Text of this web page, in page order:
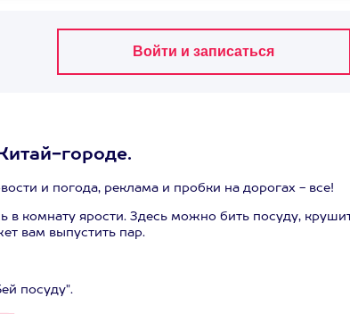
городе.
и погода, реклама и пробки на дорогах - все!
в комнату ярости. Здесь можно бить посуду,
вам выпустить пар.
посуду".